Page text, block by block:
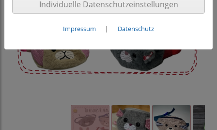
Individuelle Datenschutzeinstellungen
Impressum | Datenschutz